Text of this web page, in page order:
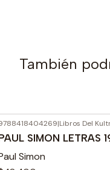
También
Agotado |Libros Del
SIMON LETRAS
Simon